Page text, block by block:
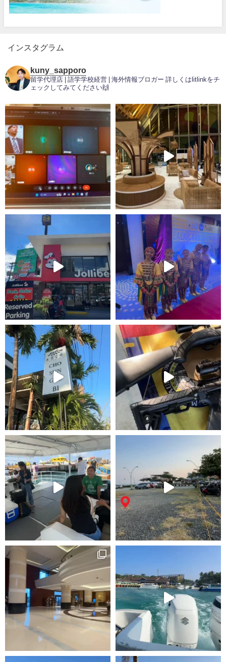
インスタグラム
kuny_sapporo
留学代理店 | 語学学校経営 | 海外情報ブロガー 詳しくはlitlinkをチ
ェックしてみてください🙌